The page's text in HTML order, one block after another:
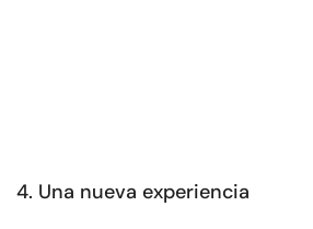
4. Una nueva experiencia